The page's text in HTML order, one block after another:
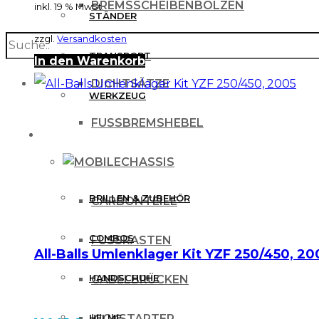
BREMSSCHEIBENBOLZEN
BREMSSCHEIBENSCHUTZ
DICHTSÄTZE
FUSSBREMSHEBEL
CHASSIS
CARBONTEILE
FUSSRASTEN
GABELBRÜCKEN
search
STÄNDER
TRANSPORT
WERKZEUG
BRILLEN & ZUBEHÖR
COMBOS
HANDSCHUHE
inkl. 19 % MwSt.
zzgl. Versandkosten
In den Warenkorb
All-Balls Umlenklager Kit YZF 250/450,